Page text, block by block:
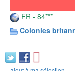
FR - 84***
Colonies